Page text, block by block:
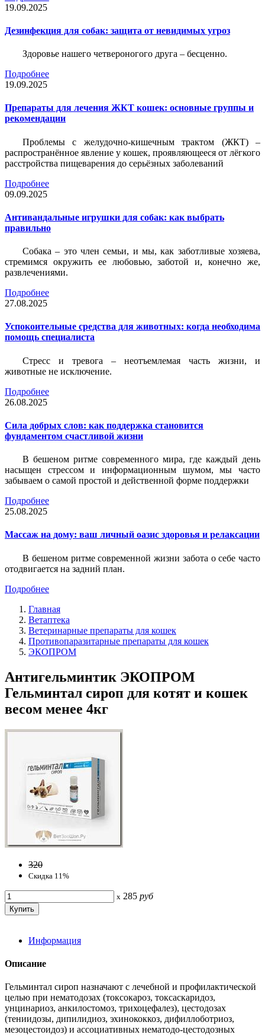
19.09.2025
Дезинфекция для собак: защита от невидимых угроз
Здоровье нашего четвероногого друга – бесценно.
Подробнее
19.09.2025
Препараты для лечения ЖКТ кошек: основные группы и
рекомендации
Проблемы с желудочно-кишечным трактом (ЖКТ) –
распространённое явление у кошек, проявляющееся от лёгкого
расстройства пищеварения до серьёзных заболеваний
Подробнее
09.09.2025
Антивандальные игрушки для собак: как выбрать
правильно
Собака – это член семьи, и мы, как заботливые хозяева,
стремимся окружить ее любовью, заботой и, конечно же,
развлечениями.
Подробнее
27.08.2025
Успокоительные средства для животных: когда необходима
помощь специалиста
Стресс и тревога – неотъемлемая часть жизни, и
животные не исключение.
Подробнее
26.08.2025
Сила добрых слов: как поддержка становится
фундаментом счастливой жизни
В бешеном ритме современного мира, где каждый день
насыщен стрессом и информационным шумом, мы часто
забываем о самой простой и действенной форме поддержки
Подробнее
25.08.2025
Массаж на дому: ваш личный оазис здоровья и релаксации
В бешеном ритме современной жизни забота о себе часто
отодвигается на задний план.
Подробнее
Главная
Ветаптека
Ветеринарные препараты для кошек
Противопаразитарные препараты для кошек
ЭКОПРОМ
Антигельминтик ЭКОПРОМ
Гельминтал сироп для котят и кошек
весом менее 4кг
320
Скидка 11%
x 285 руб
Информация
Описание
Гельминтал сироп назначают с лечебной и профилактической
целью при нематодозах (токсокароз, токсаскаридоз,
унцинариоз, анкилостомоз, трихоцефалез), цестодозах
(тениидозы, дипилидиоз, эхинококкоз, дифиллоботриоз,
мезоцестоидоз) и ассоциативных нематодо-цестодозных